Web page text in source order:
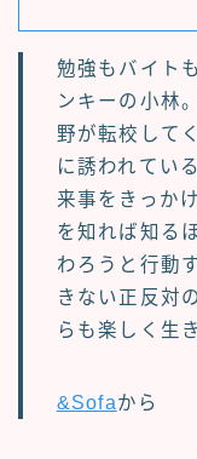
勉強もバイト
ンキーの小林
野が転校して
に誘われてい
来事をきっか
を知れば知る
わろうと行動
きない正反対
らも楽しく生
&Sofaから